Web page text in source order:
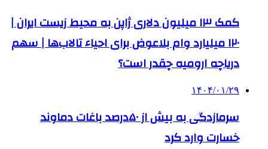
کمک‌ ۱۳ میلیون دلاری ژاپن به محیط زیست ایران |
۱۲۰ میلیارد وام بلاعوض برای احیاء تالاب‌ها | سهم
دریاچه ارومیه چقدر است؟
۱۴۰۴/۰۱/۲۹
سرمازدگی به بیش از ۵۰درصد باغات دماوند
خسارت وارد کرد